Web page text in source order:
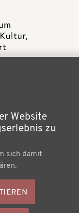
Website
zu
sich damit